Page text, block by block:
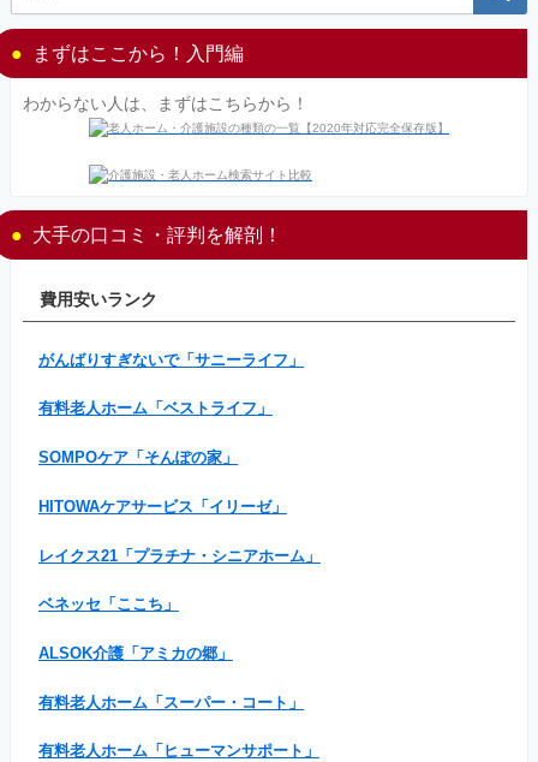
まずはここから！入門編
わからない人は、まずはこちらから！
大手の口コミ・評判を解剖！
費用安いランク
がんばりすぎないで「サニーライフ」
有料老人ホーム「ベストライフ」
SOMPOケア「そんぽの家」
HITOWAケアサービス「イリーゼ」
レイクス21「プラチナ・シニアホーム」
ベネッセ「ここち」
ALSOK介護「アミカの郷」
有料老人ホーム「スーパー・コート」
有料老人ホーム「ヒューマンサポート」